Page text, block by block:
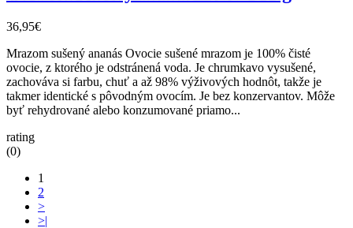
36,95€
Mrazom sušený ananás Ovocie sušené mrazom je 100% čisté
ovocie, z ktorého je odstránená voda. Je chrumkavo vysušené,
zachováva si farbu, chuť a až 98% výživových hodnôt, takže je
takmer identické s pôvodným ovocím. Je bez konzervantov. Môže
byť rehydrované alebo konzumované priamo...
rating
(0)
1
2
>
>|